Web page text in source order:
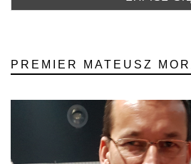
PREMIER MATEUSZ